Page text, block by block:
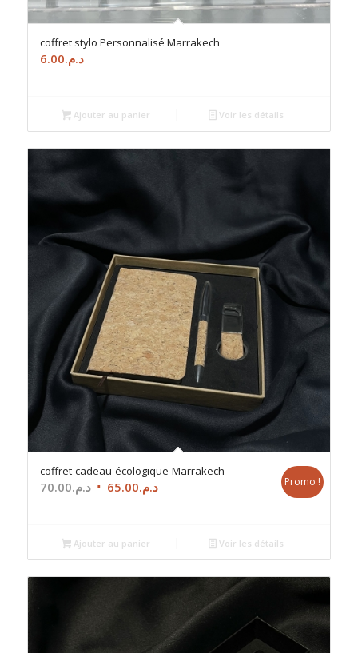
coffret stylo Personnalisé Marrakech
د.م.6.00
Ajouter au panier Voir les détails
coffret-cadeau-écologique-Marrakech
د.م.70.00
Le
était :
د.م.70.00.
د.م.65.00
Le
د.م.65.00.
Promo !
Ajouter au panier Voir les détails